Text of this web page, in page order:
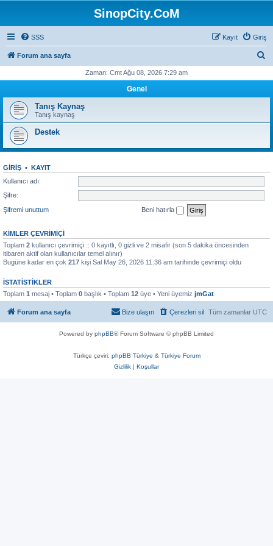
SinopCity.CoM
SSS Giriş
Kayıt
Forum ana sayfa
Zaman: Cmt Ağu 08, 2026 7:29 am
Genel
Tanış Kaynaş
Tanış kaynaş
Destek
GIRIŞ • KAYIT
Kullanıcı adı:
Şifre:
Şifremi unuttum
Beni hatırla
KIMLER ÇEVRIMIÇI
Toplam 2 kullanıcı çevrimiçi :: 0 kayıtlı, 0 gizli ve 2 misafir (son 5 dakika öncesinden
itibaren aktif olan kullanıcılar temel alınır)
Bugüne kadar en çok 217 kişi Sal May 26, 2026 11:36 am tarihinde çevrimiçi oldu
İSTATISTIKLER
Toplam 1 mesaj • Toplam 0 başlık • Toplam 12 üye • Yeni üyemiz jmGat
Forum ana sayfa Tüm zamanlar UTC
Çerezleri sil
Bize ulaşın
Powered by phpBB® Forum Software © phpBB Limited
Türkçe çeviri: phpBB Türkiye & Türkiye Forum
Gizlilik | Koşullar